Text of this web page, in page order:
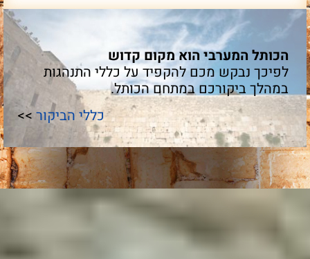
הכותל המערבי הוא מקום קדוש
לפיכך נבקש מכם להקפיד על כללי התנהגות
במהלך ביקורכם במתחם הכותל.
כללי הביקור >>